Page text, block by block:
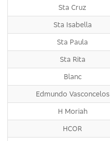
Sta Cruz
Sta Isabella
Sta Paula
Sta Rita
Blanc
Edmundo Vasconcelos
H Moriah
HCOR